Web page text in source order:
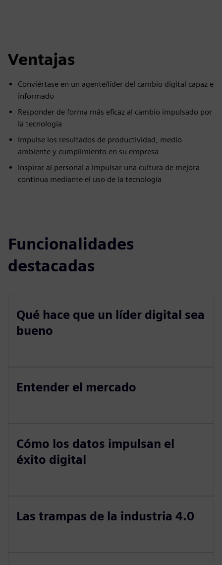
Ventajas
Conviértase en un agente/líder del cambio digital capaz e
informado
Responder de forma más eficaz al cambio impulsado por
la tecnología
Impulse los resultados de productividad, medio
ambiente y cumplimiento en su empresa
Inspirar al personal a impulsar una cultura de mejora
continua mediante el uso de la tecnología
Funcionalidades
destacadas
Qué hace que un líder digital sea
bueno
Entender el mercado
Cómo los datos impulsan el
éxito digital
Las trampas de la industria 4.0